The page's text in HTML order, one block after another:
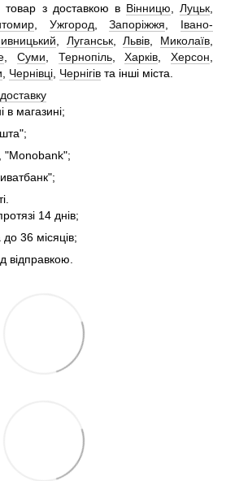
з доставкою в Вінницю ,Луцьк
Ужгород ,Запоріжжя
Івано-
Луганськ,Львів Миколаїв
,Суми Тернопіль,Харків ,Херсон
Чернівці Чернігів та інші міста.
в магазині;
"Monobank";
14 днів;
до 36 місяців;
відправкою.